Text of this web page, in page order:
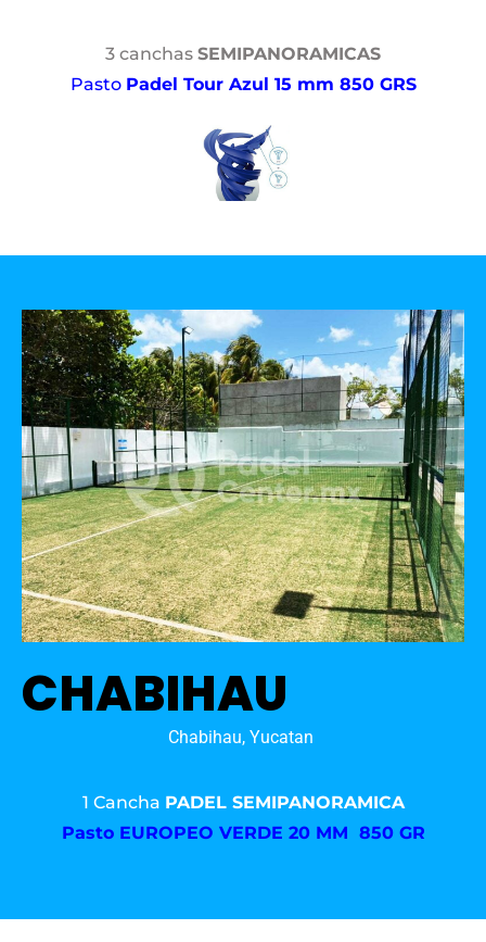
3 canchas SEMIPANORAMICAS
Pasto Padel Tour Azul 15 mm 850 GRS
CHABIHAU
Chabihau, Yucatan
1 Cancha PADEL SEMIPANORAMICA
Pasto EUROPEO VERDE 20 MM 850 GR